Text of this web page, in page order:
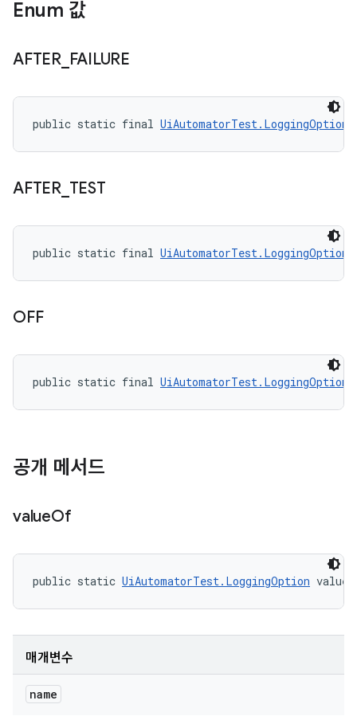
Enum 값
AFTER_ FAILURE
public static final UiAutomatorTest.LoggingOption
AFTER_ TEST
public static final UiAutomatorTest.LoggingOption
OFF
public static final UiAutomatorTest.LoggingOption
공개 메서드
valueOf
public static UiAutomatorTest.LoggingOption
매개변수
name